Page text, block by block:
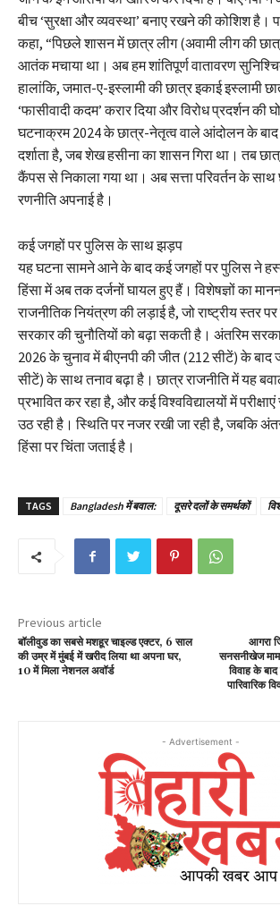
बीच ‘सुरक्षा और व्यवस्था’ बनाए रखने की कोशिश है।
कहा, “पिछले शासन में छात्र लीग (अवामी लीग की
आतंक मचाया था। अब हम शांतिपूर्ण वातावरण
हालांकि, जमात-ए-इस्लामी की छात्र इकाई इस्लामी
‘फासीवादी कदम’ करार दिया और विरोध प्रदर्शन की
घटनाक्रम 2024 के छात्र-नेतृत्व वाले आंदोलन के बाद
दर्शाता है, जब शेख हसीना का शासन गिरा था। तब
कैंपस से निकाला गया था। अब सत्ता परिवर्तन के साथ
रणनीति अपनाई है।
कई जगहों पर पुलिस के साथ झड़प
यह घटना सामने आने के बाद कई जगहों पर पुलिस ने
हिंसा में अब तक दर्जनों घायल हुए हैं। विशेषज्ञों का
राजनीतिक नियंत्रण की लड़ाई है, जो राष्ट्रीय स्तर पर
सरकार की चुनौतियों को बढ़ा सकती है। अंतरिम
2026 के चुनाव में बीएनपी की जीत (212 सीटें) के बाद
सीटें) के साथ तनाव बढ़ा है। छात्र राजनीति में यह
प्रभावित कर रहा है, और कई विश्वविद्यालयों में
उठ रही है। स्थिति पर नजर रखी जा रही है, जबकि
हिंसा पर चिंता जताई है।
TAGS Bangladesh में बवाल: दूसरे दलों के समर्थकों
Previous article
बॉलीवुड का सबसे मशहूर चाइल्ड एक्टर, 6 साल
की उम्र में मुंबई में खरीद लिया था अपना घर,
10 में मिला नेशनल अवॉर्ड
आगरा
सनसनीखेज
विवाह के
पारिवारिक
- Advertisement -